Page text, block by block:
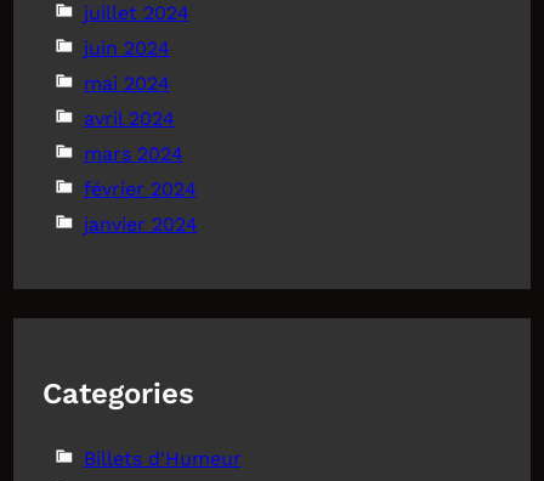
juillet 2024
juin 2024
mai 2024
avril 2024
mars 2024
février 2024
janvier 2024
Categories
Billets d'Humeur